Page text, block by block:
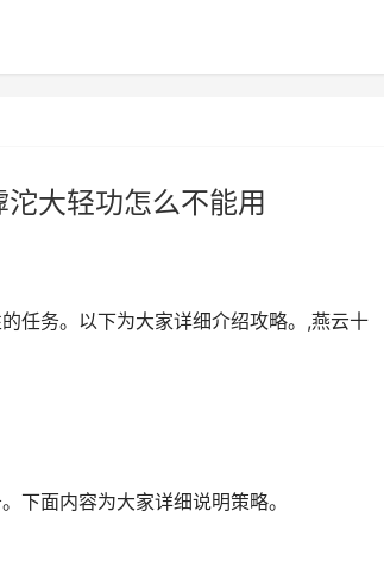
大轻功怎么不能用
任务。以下为大家详细介绍攻略。,燕云十
下面内容为大家详细说明策略。